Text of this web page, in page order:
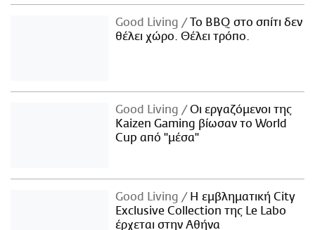
Good Living
Το BBQ στο σπίτι δεν
θέλει χώρο. Θέλει τρόπο.
Good Living
Οι εργαζόμενοι της
Kaizen Gaming βίωσαν το World
Cup από "μέσα"
Good Living
Η εμβληματική City
Exclusive Collection της Le Labo
έρχεται στην Αθήνα